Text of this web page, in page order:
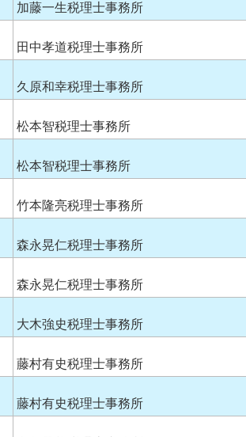
加藤一生税理士事務所
田中孝道税理士事務所
久原和幸税理士事務所
松本智税理士事務所
松本智税理士事務所
竹本隆亮税理士事務所
森永晃仁税理士事務所
森永晃仁税理士事務所
大木強史税理士事務所
藤村有史税理士事務所
藤村有史税理士事務所